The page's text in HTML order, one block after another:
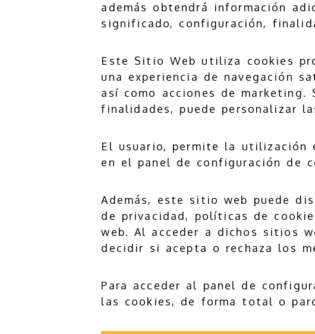
además obtendrá información
significado, configuración,
Este Sitio Web utiliza cookies
una experiencia de navegación
así como acciones de
finalidades, puede personalizar
El usuario, permite la
en el panel de configuración de
Además, este sitio web puede
de privacidad, políticas de
web. Al acceder a dichos sitios
decidir si acepta o rechaza los
Para acceder al panel de
las cookies, de forma total o